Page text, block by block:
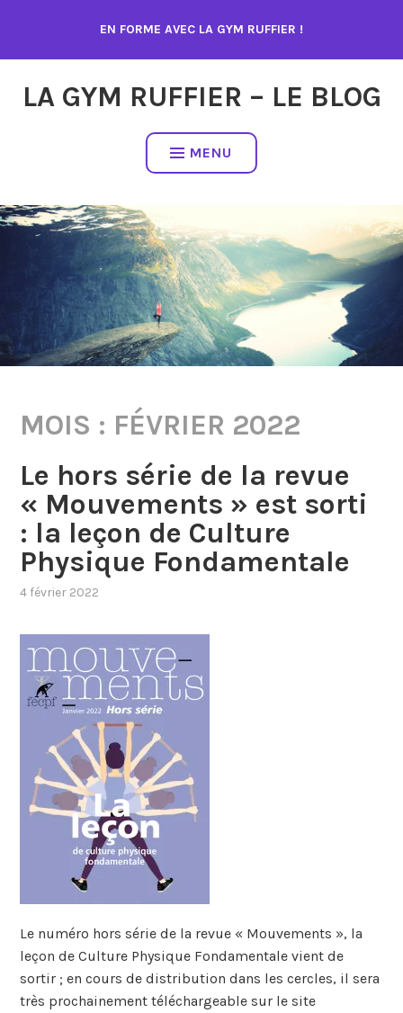
contenu
EN FORME AVEC LA GYM RUFFIER !
LA GYM RUFFIER – LE BLOG
MENU
MOIS : FÉVRIER 2022
Le hors série de la revue
« Mouvements » est sorti
: la leçon de Culture
Physique Fondamentale
4 février 2022
Le numéro hors série de la revue « Mouvements », la
leçon de Culture Physique Fondamentale vient de
sortir ; en cours de distribution dans les cercles, il sera
très prochainement téléchargeable sur le site